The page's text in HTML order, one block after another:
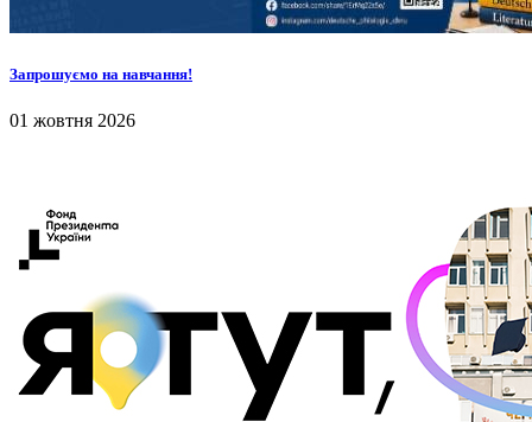
Запрошуємо на навчання!
01 жовтня 2026